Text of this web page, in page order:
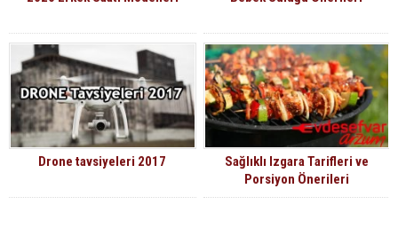
Drone tavsiyeleri 2017
Sağlıklı Izgara Tarifleri ve
Porsiyon Önerileri